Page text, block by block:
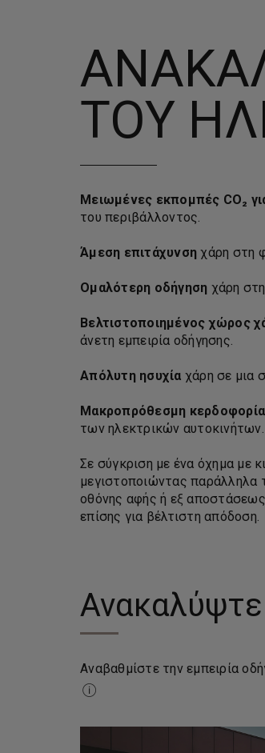
ΤΟΥ
Μειωμένες εκπομπές CO₂
του περιβάλλοντος.
Άμεση επιτάχυνση χάρη στη
Ομαλότερη οδήγηση χάρη
Βελτιστοποιημένος χώρος
άνετη εμπειρία οδήγησης.
Απόλυτη ησυχία χάρη σε μια
Μακροπρόθεσμη κερδοφορία
των ηλεκτρικών αυτοκινήτων.
Σε σύγκριση με ένα όχημα με
μεγιστοποιώντας παράλληλα
οθόνης αφής ή εξ
επίσης για βέλτιστη απόδοση.
Αναβαθμίστε την εμπειρία